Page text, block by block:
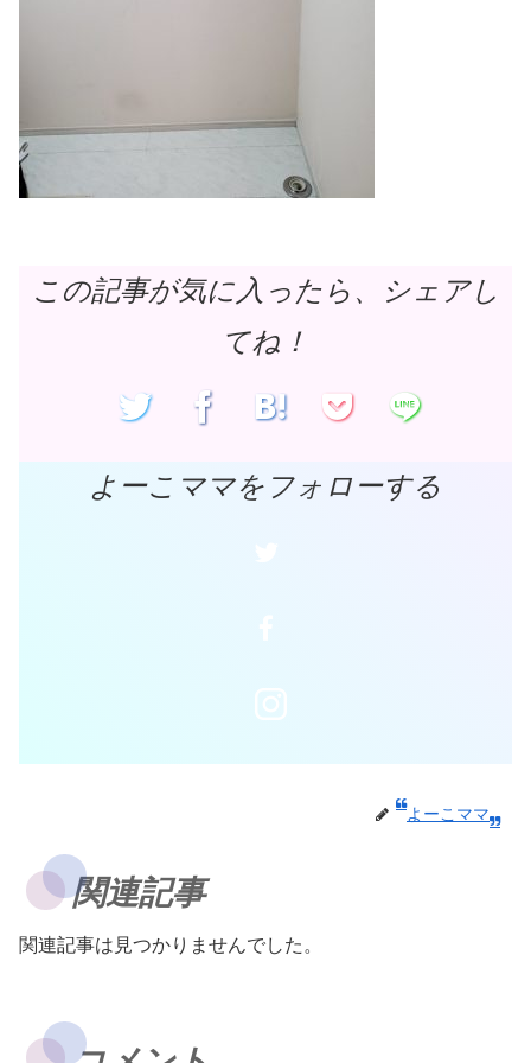
この記事が気に入ったら、シェアし
てね！
よーこママをフォローする
よーこママ
関連記事
関連記事は見つかりませんでした。